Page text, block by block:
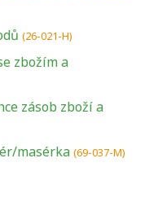
(26-021-H)
zbožím a
zásob zboží a
masérka (69-037-M)
kvalifikací.